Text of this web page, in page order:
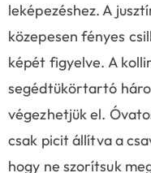
leképezéshez. A
közepesen fényes
képét figyelve. A
segédtükörtartó
végezhetjük el.
csak picit állítva a
hogy ne szorítsuk